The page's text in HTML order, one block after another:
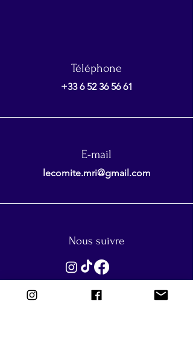
Téléphone
+33 6 52 36 56 61
E-mail
lecomite.mri@gmail.com
Nous suivre